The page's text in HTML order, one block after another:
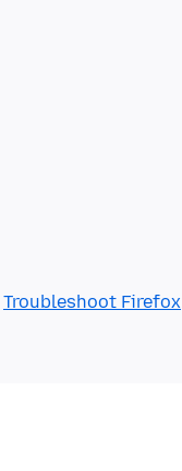
Troubleshoot Firefox